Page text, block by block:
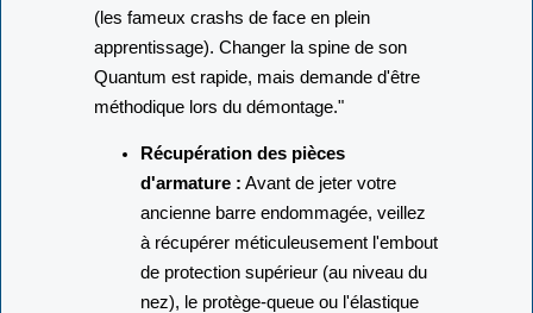
(les fameux crashs de face en plein
apprentissage). Changer la spine de son
Quantum est rapide, mais demande d'être
méthodique lors du démontage."
Récupération des pièces
d'armature : Avant de jeter votre
ancienne barre endommagée, veillez
à récupérer méticuleusement l'embout
de protection supérieur (au niveau du
nez), le protège-queue ou l'élastique